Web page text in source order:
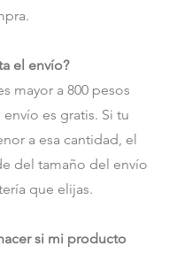
el envío?
mayor a 800 pesos
es gratis. Si tu
a esa cantidad, el
del tamaño del envío
que elijas.
si mi producto